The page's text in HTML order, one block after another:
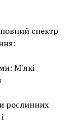
спектр
М'які
рослинних